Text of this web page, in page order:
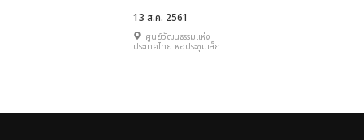
13 ส.ค. 2561
ศูนย์วัฒนธรรมแห่ง
ประเทศไทย หอประชุมเล็ก